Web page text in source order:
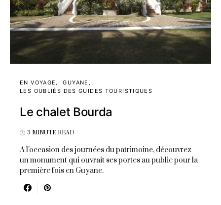
EN VOYAGE
GUYANE
LES OUBLIÉS DES GUIDES TOURISTIQUES
Le chalet Bourda
3 MINUTE READ
A l'occasion des journées du patrimoine, découvrez
un monument qui ouvrait ses portes au public pour la
première fois en Guyane.